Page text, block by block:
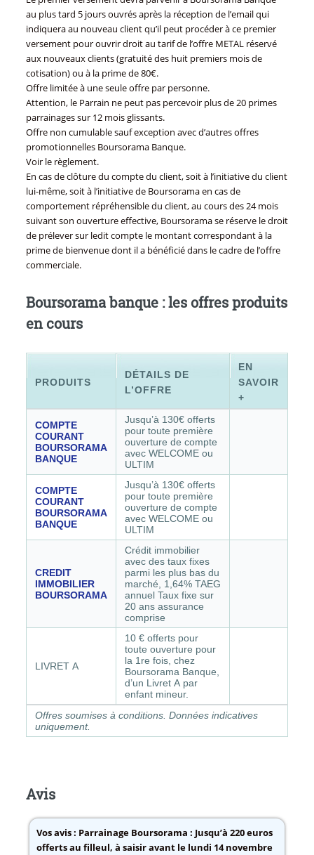
au plus tard 5 jours ouvrés après la réception de l’email qui
indiquera au nouveau client qu’il peut procéder à ce premier
versement pour ouvrir droit au tarif de l’offre METAL réservé
aux nouveaux clients (gratuité des huit premiers mois de
cotisation) ou à la prime de 80€.
Offre limitée à une seule offre par personne.
Attention, le Parrain ne peut pas percevoir plus de 20 primes
parrainages sur 12 mois glissants.
Offre non cumulable sauf exception avec d’autres offres
promotionnelles Boursorama Banque.
Voir le règlement.
En cas de clôture du compte du client, soit à l’initiative du client
lui-même, soit à l’initiative de Boursorama en cas de
comportement répréhensible du client, au cours des 24 mois
suivant son ouverture effective, Boursorama se réserve le droit
de prélever sur ledit compte le montant correspondant à la
prime de bienvenue dont il a bénéficié dans le cadre de l’offre
commerciale.
Boursorama banque : les offres produits
en cours
PRODUITS
DÉTAILS DE
L’OFFRE
EN
SAVOIR
+
COMPTE
COURANT
BOURSORAMA
BANQUE
Jusqu’à 130€ offerts
pour toute première
ouverture de compte
avec WELCOME ou
ULTIM
COMPTE
COURANT
BOURSORAMA
BANQUE
Jusqu’à 130€ offerts
pour toute première
ouverture de compte
avec WELCOME ou
ULTIM
CREDIT
IMMOBILIER
BOURSORAMA
Crédit immobilier
avec des taux fixes
parmi les plus bas du
marché, 1,64% TAEG
annuel Taux fixe sur
20 ans assurance
comprise
LIVRET A
10 € offerts pour
toute ouverture pour
la 1re fois, chez
Boursorama Banque,
d’un Livret A par
enfant mineur.
Offres soumises à conditions. Données indicatives
uniquement.
Avis
Vos avis : Parrainage Boursorama : Jusqu’à 220 euros
offerts au filleul, à saisir avant le lundi 14 novembre